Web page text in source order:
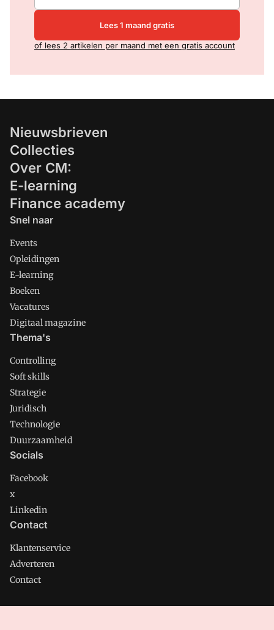
Lees 1 maand gratis
of lees 2 artikelen per maand met een gratis account
Nieuwsbrieven
Collecties
Over CM:
E-learning
Finance academy
Snel naar
Events
Opleidingen
E-learning
Boeken
Vacatures
Digitaal magazine
Thema's
Controlling
Soft skills
Strategie
Juridisch
Technologie
Duurzaamheid
Socials
Facebook
x
Linkedin
Contact
Klantenservice
Adverteren
Contact